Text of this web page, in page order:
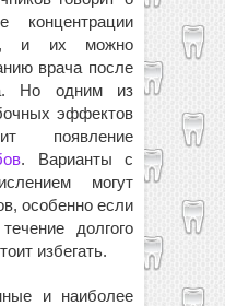
концентрации
и их можно
врача после
Но одним из
эффектов
появление
. Варианты с
могут
особенно если
долгого
избегать.
и наиболее